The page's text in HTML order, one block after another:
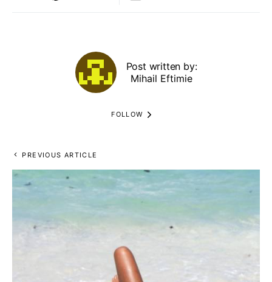
Post written by:
Mihail Eftimie
FOLLOW
PREVIOUS ARTICLE